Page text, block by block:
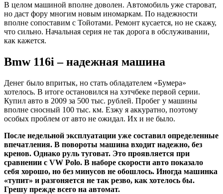
В целом машиной вполне доволен. Автомобиль уже староват,
но даст фору многим новым иномаркам. По надежности
вполне сопоставим с Тойотами. Ремонт кусается, но не скажу,
что сильно. Начальная серия не так дорога в обслуживании,
как кажется.
Bmw 116i – надежная машина
Денег было впритык, но стать обладателем «Бумера»
хотелось. В итоге остановился на хэтчбеке первой серии.
Купил авто в 2009 за 500 тыс. рублей. Пробег у машины
вполне сносный 100 тыс. км. Езжу я аккуратно, поэтому
особых проблем от авто не ожидал. Их и не было.
После недельной эксплуатации уже составил определенные
впечатления. В повороты машина входит надежно, без
кренов. Однако руль туговат. Это проявляется при
сравнении с VW Polo. В наборе скорости авто показало
себя хорошо, но без минусов не обошлось. Иногда машинка
«тупит» и разгоняется не так резво, как хотелось бы.
Грешу прежде всего на автомат.